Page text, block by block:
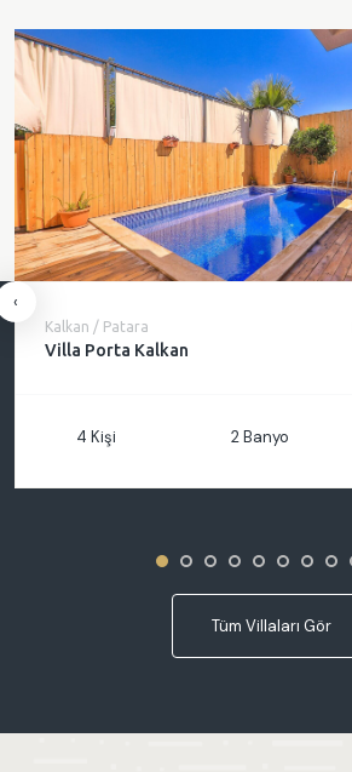
Kalkan / Patara
Villa Porta Kalkan
4 Kişi 2 Banyo
‹
Tüm Villaları Gör